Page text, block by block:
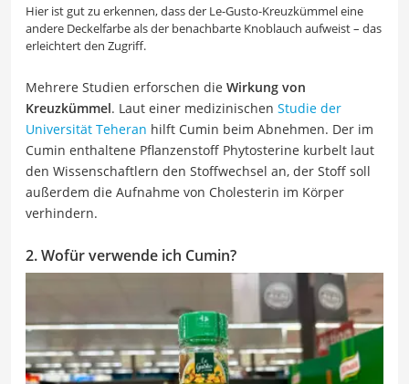
Hier ist gut zu erkennen, dass der Le-Gusto-Kreuzkümmel eine
andere Deckelfarbe als der benachbarte Knoblauch aufweist – das
erleichtert den Zugriff.
Mehrere Studien erforschen die Wirkung von
Kreuzkümmel. Laut einer medizinischen Studie der
Universität Teheran hilft Cumin beim Abnehmen. Der im
Cumin enthaltene Pflanzenstoff Phytosterine kurbelt laut
den Wissenschaftlern den Stoffwechsel an, der Stoff soll
außerdem die Aufnahme von Cholesterin im Körper
verhindern.
2. Wofür verwende ich Cumin?